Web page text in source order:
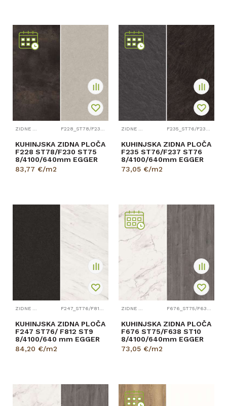
KUHINJSKA ZIDNA PLOČA
F228 ST78/F230 ST75
8/4100/640mm EGGER
83,77 €/m2
KUHINJSKA ZIDNA PLOČA
F235 ST76/F237 ST76
8/4100/640mm EGGER
73,05 €/m2
KUHINJSKA ZIDNA PLOČA
F247 ST76/ F812 ST9
8/4100/640 mm EGGER
84,20 €/m2
KUHINJSKA ZIDNA PLOČA
F676 ST75/F638 ST10
8/4100/640mm EGGER
73,05 €/m2